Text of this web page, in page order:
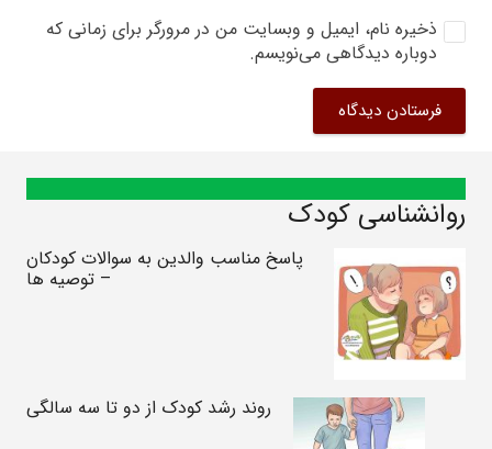
ذخیره نام، ایمیل و وبسایت من در مرورگر برای زمانی که
دوباره دیدگاهی می‌نویسم.
فرستادن دیدگاه
روانشناسی کودک
پاسخ مناسب والدین به سوالات کودکان
– توصیه ها
روند رشد کودک از دو تا سه سالگی